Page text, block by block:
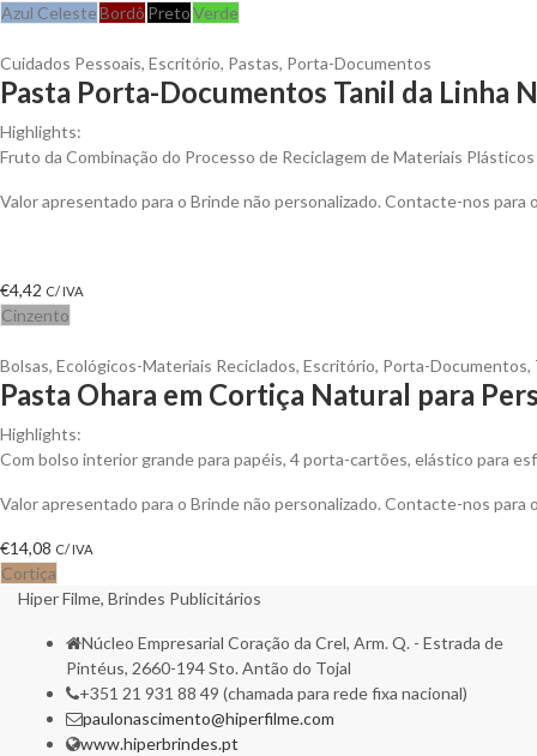
Azul CelesteBordô PretoVerde
Cuidados Pessoais, Escritório, Pastas, Porta-Documentos
Pasta Porta-Documentos Tanil da Linha
Highlights:
Fruto da Combinação do Processo de Reciclagem de Materiais
Valor apresentado para o Brinde não personalizado. Contacte-nos
€4,42 C/ IVA
Cinzento
Bolsas, Ecológicos-Materiais Reciclados, Escritório, Porta-Documentos,
Pasta Ohara em Cortiça Natural para
Highlights:
Com bolso interior grande para papéis, 4 porta-cartões, elástico para
Valor apresentado para o Brinde não personalizado. Contacte-nos
€14,08 C/ IVA
Cortiça
Hiper Filme, Brindes Publicitários
Núcleo Empresarial Coração da Crel, Arm. Q. - Estrada de
Pintéus, 2660-194 Sto. Antão do Tojal
+351 21 931 88 49 (chamada para rede fixa nacional)
paulonascimento@hiperfilme.com
www.hiperbrindes.pt